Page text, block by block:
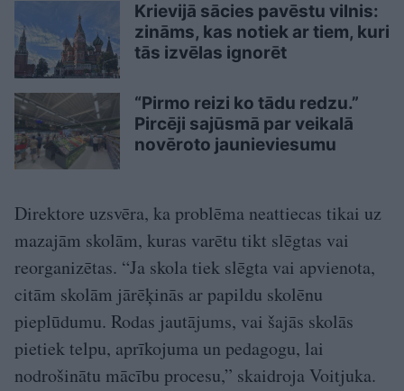
Krievijā sācies pavēstu vilnis:
zināms, kas notiek ar tiem, kuri
tās izvēlas ignorēt
“Pirmo reizi ko tādu redzu.”
Pircēji sajūsmā par veikalā
novēroto jaunieviesumu
Direktore uzsvēra, ka problēma neattiecas tikai uz
mazajām skolām, kuras varētu tikt slēgtas vai
reorganizētas. “Ja skola tiek slēgta vai apvienota,
citām skolām jārēķinās ar papildu skolēnu
pieplūdumu. Rodas jautājums, vai šajās skolās
pietiek telpu, aprīkojuma un pedagogu, lai
nodrošinātu mācību procesu,” skaidroja Voitjuka.